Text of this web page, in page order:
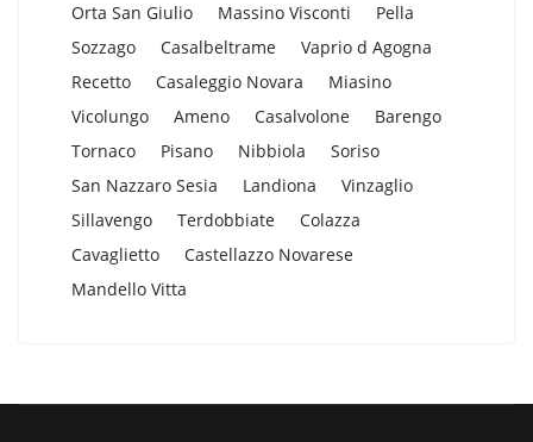
Orta San Giulio
Massino Visconti
Pella
Sozzago
Casalbeltrame
Vaprio d Agogna
Recetto
Casaleggio Novara
Miasino
Vicolungo
Ameno Casalvolone
Barengo
Tornaco
Pisano Nibbiola
Soriso
San Nazzaro Sesia
Landiona
Vinzaglio
Sillavengo
Terdobbiate
Colazza
Cavaglietto
Castellazzo Novarese
Mandello Vitta